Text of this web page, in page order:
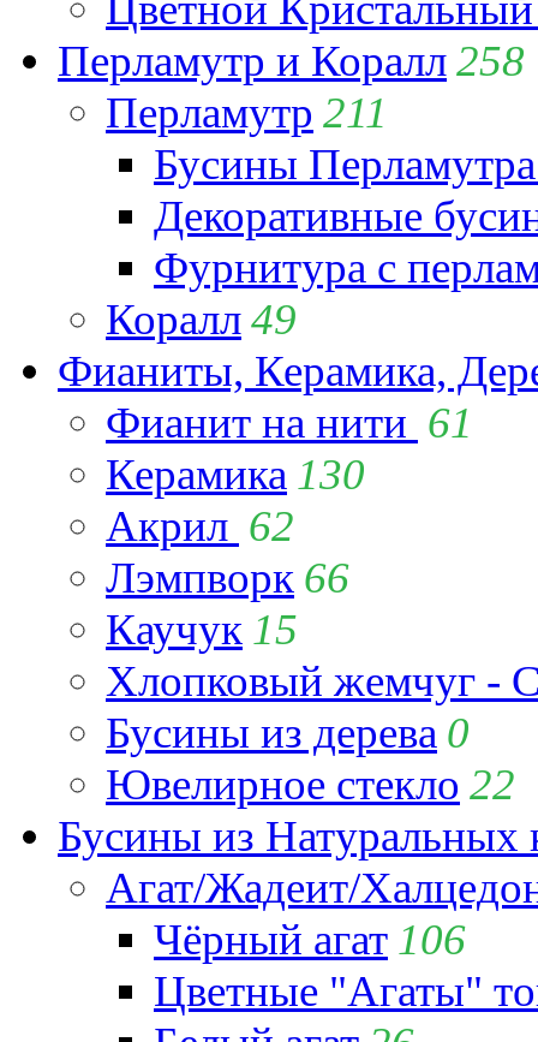
Перламутр и Коралл258
Перламутр 211
Бусины
Декоративные
Фурнитура с
Коралл49
Фианиты, Керамика,
Фианит на нити 61
Керамика 130
Акрил 62
Лэмпворк 66
Каучук 15
Хлопковый жемчуг -
Бусины из дерева 0
Ювелирное стекло 22
Бусины из Натуральных
Агат/Жадеит/
Чёрный агат 106
Цветные "Агаты"